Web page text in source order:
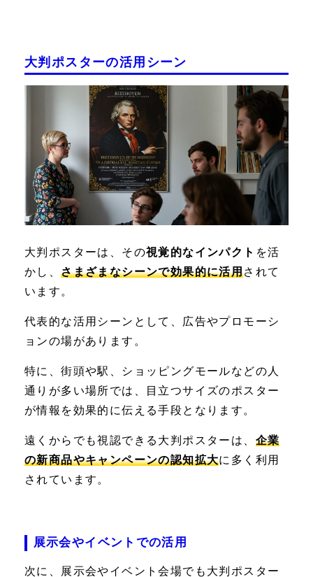
大判ポスターの活用シーン
大判ポスターは、その視覚的なインパクト を活
かし、さまざまなシーンで効果的に活用されて
います。
代表的な活用シーンとして、広告やプロモーシ
ョンの場があります。
特に、街頭や駅、ショッピングモールなどの人
通りが多い場所では、目立つサイズのポスター
が情報を効果的に伝える手段となります。
遠くからでも視認できる大判ポスターは、 企業
の新商品やキャンペーンの認知拡大に多く利用
されています。
展示会やイベントでの活用
次に、展示会やイベント会場でも大判ポスター